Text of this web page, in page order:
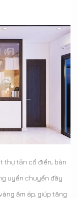
thự tân cổ điển, bàn
uyển chuyển đầy
ấm áp, giúp tăng